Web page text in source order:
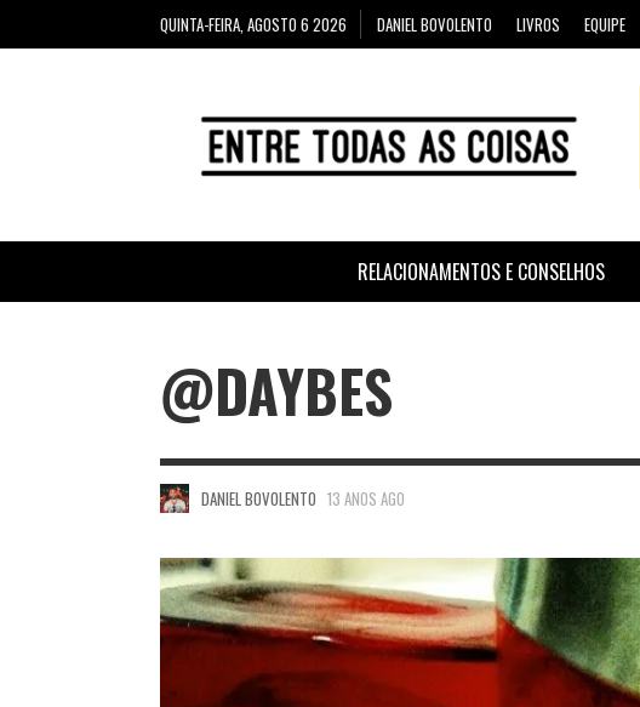
QUINTA-FEIRA, AGOSTO 6 2026 DANIEL BOVOLENTO LIVROS EQUIPE
RELACIONAMENTOS E CONSELHOS
@DAYBES
DANIEL BOVOLENTO 13 ANOS AGO